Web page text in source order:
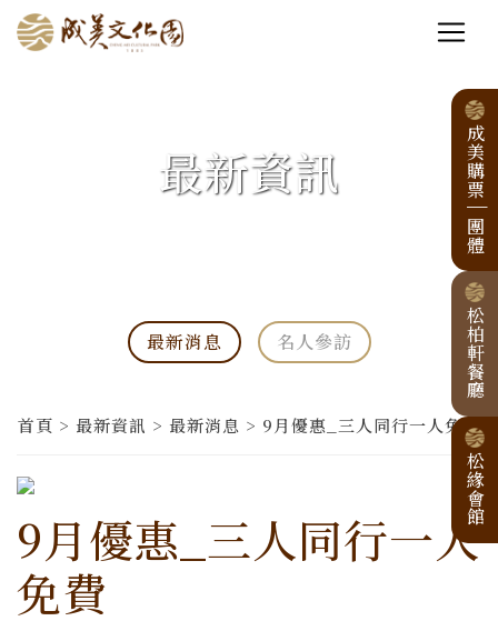
成美購票
|
團體
松柏軒餐廳
松緣會館
最新資訊
最新消息 名人參訪
首頁 > 最新資訊 > 最新消息 > 9月優惠_三人同行一人免費
9月優惠_三人同行一人
免費